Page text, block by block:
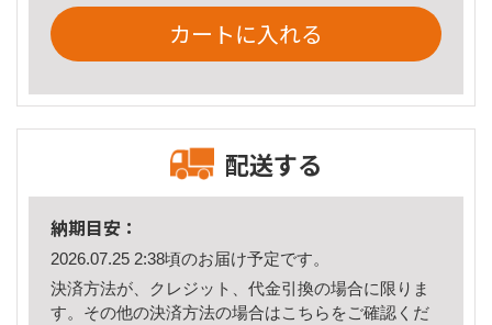
カートに入れる
配送する
納期目安：
2026.07.25 2:38頃のお届け予定です。
決済方法が、クレジット、代金引換の場合に限りま
す。その他の決済方法の場合はこちら をご確認くだ